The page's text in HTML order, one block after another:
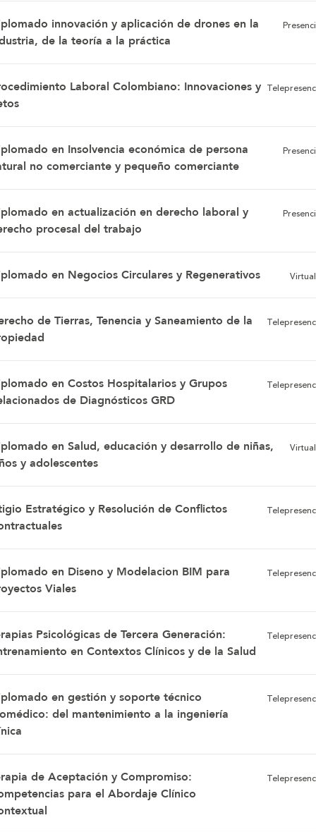
innovación y aplicación de drones en la
de la teoría a la práctica
Laboral Colombiano: Innovaciones y
en Insolvencia económica de persona
no comerciante y pequeño comerciante
en actualización en derecho laboral y
procesal del trabajo
Virtual
en Negocios Circulares y Regenerativos
de Tierras, Tenencia y Saneamiento de la
en Costos Hospitalarios y Grupos
de Diagnósticos GRD
Virtual
en Salud, educación y desarrollo de niñas,
y adolescentes
Estratégico y Resolución de Conflictos
en Diseno y Modelacion BIM para
Viales
Psicológicas de Tercera Generación:
en Contextos Clínicos y de la Salud
en gestión y soporte técnico
del mantenimiento a la ingeniería
de Aceptación y Compromiso:
para el Abordaje Clínico